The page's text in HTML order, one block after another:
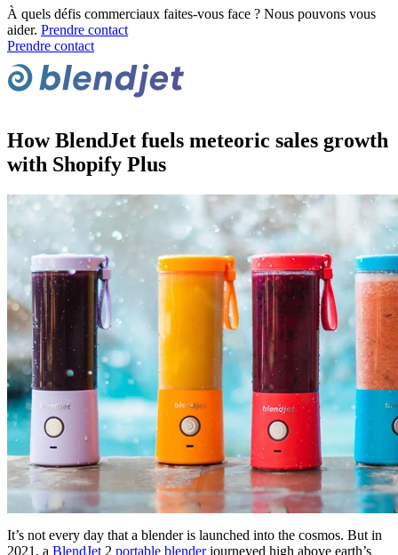
À quels défis commerciaux faites-vous face ? Nous pouvons vous
aider. Prendre contact
Prendre contact
How BlendJet fuels meteoric sales growth
with Shopify Plus
It’s not every day that a blender is launched into the cosmos. But in
2021, a BlendJet 2 portable blenderjourneyed high above earth’s